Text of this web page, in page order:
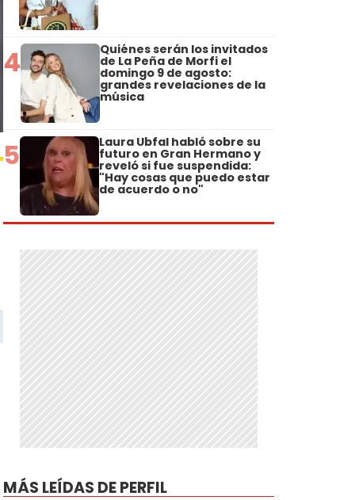
4 Quiénes serán los invitados
de La Peña de Morfi el
domingo 9 de agosto:
grandes revelaciones de la
música
5 Laura Ubfal habló sobre su
futuro en Gran Hermano y
reveló si fue suspendida:
"Hay cosas que puedo estar
de acuerdo o no"
MÁS LEÍDAS DE PERFIL